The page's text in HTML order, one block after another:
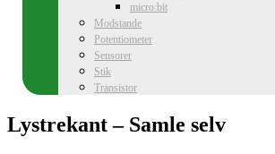
micro:bit
Modstande
Potentiometer
Sensorer
Stik
Transistor
Lystrekant – Samle selv